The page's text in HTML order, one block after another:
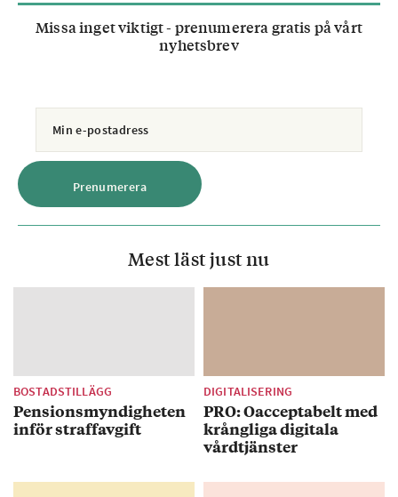
Missa inget viktigt - prenumerera gratis på vårt
nyhetsbrev
Mest läst just nu
BOSTADSTILLÄGG
Pensionsmyndigheten
inför straffavgift
DIGITALISERING
PRO: Oacceptabelt med
krångliga digitala
vårdtjänster